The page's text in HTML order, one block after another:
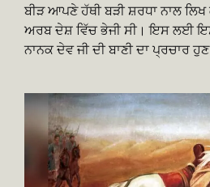
ਬੀੜ ਆਪਣੇ ਹੱਥੀ ਬੜੀ ਸ਼ਰਧਾ ਨਾਲ
ਅਰਬ ਦੇਸ਼ ਵਿੱਚ ਭੇਜੀ ਸੀ। ਇਸ ਲਈ
ਨਾਨਕ ਦੇਵ ਜੀ ਦੀ ਬਾਣੀ ਦਾ ਪ੍ਰਚਾਰ